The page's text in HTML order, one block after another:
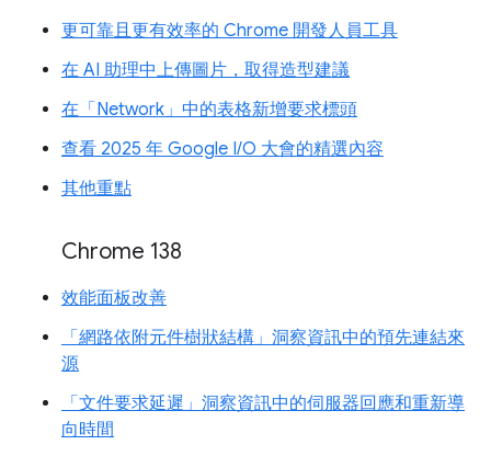
更可靠且更有效率的 Chrome 開發人員工具
在 AI 助理中上傳圖片，取得造型建議
在「Network」中的表格新增要求標頭
查看 2025 年 Google I/O 大會的精選內容
其他重點
Chrome 138
效能面板改善
「網路依附元件樹狀結構」洞察資訊中的預先連結來
源
「文件要求延遲」洞察資訊中的伺服器回應和重新導
向時間